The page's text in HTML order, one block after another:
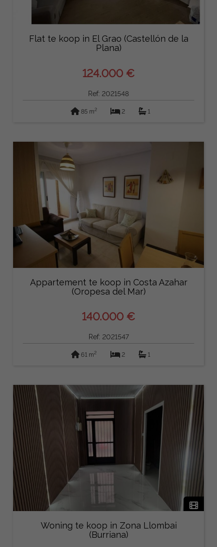
Flat te koop in El Grao (Castellón de la
Plana)
124.000 €
Ref: 2021548
85 m2 2 1
Appartement te koop in Costa Azahar
(Oropesa del Mar)
140.000 €
Ref: 2021547
61 m2 2 1
Woning te koop in Zona Llombai
(Burriana)